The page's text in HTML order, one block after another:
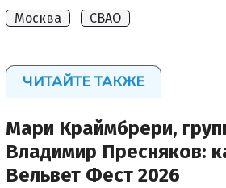
Москва СВАО
ЧИТАЙТЕ ТАКЖЕ
Мари Краймбрери,
Владимир Пресняков:
Вельвет Фест 2026